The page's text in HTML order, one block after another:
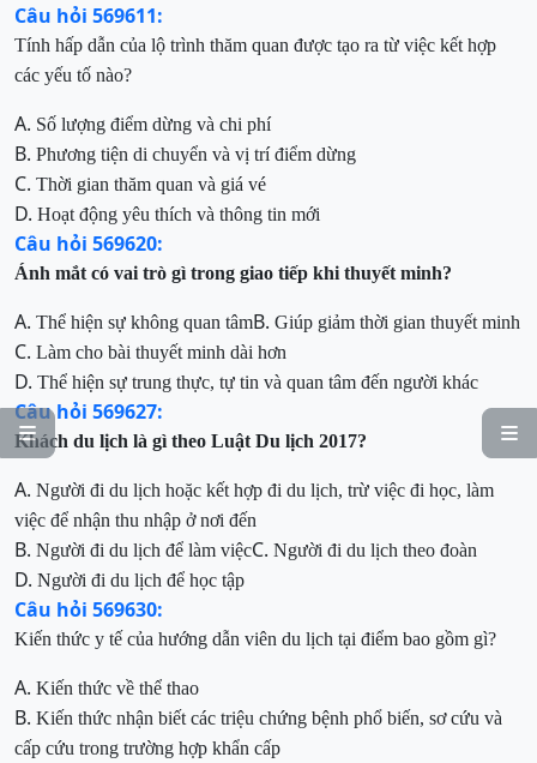


Câu hỏi 569611:
Tính hấp dẫn của lộ trình thăm quan được tạo ra từ việc kết hợp
các yếu tố nào?
A. Số lượng điểm dừng và chi phí
B. Phương tiện di chuyển và vị trí điểm dừng
C. Thời gian thăm quan và giá vé
D. Hoạt động yêu thích và thông tin mới
Câu hỏi 569620:
Ánh mắt có vai trò gì trong giao tiếp khi thuyết minh?
A. Thể hiện sự không quan tâmB. Giúp giảm thời gian thuyết minh
C. Làm cho bài thuyết minh dài hơn
D. Thể hiện sự trung thực, tự tin và quan tâm đến người khác
Câu hỏi 569627:
Khách du lịch là gì theo Luật Du lịch 2017?
A. Người đi du lịch hoặc kết hợp đi du lịch, trừ việc đi học, làm
việc để nhận thu nhập ở nơi đến
B. Người đi du lịch để làm việcC. Người đi du lịch theo đoàn
D. Người đi du lịch để học tập
Câu hỏi 569630:
Kiến thức y tế của hướng dẫn viên du lịch tại điểm bao gồm gì?
A. Kiến thức về thể thao
B. Kiến thức nhận biết các triệu chứng bệnh phổ biến, sơ cứu và
cấp cứu trong trường hợp khẩn cấp